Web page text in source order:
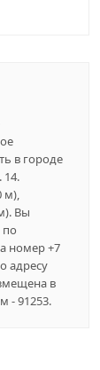
в городе
14.
м),
Вы
по
номер +7
адресу
в
- 91253.